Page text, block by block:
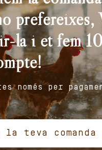
prefereixes,
la i et fem
només per
la teva comanda